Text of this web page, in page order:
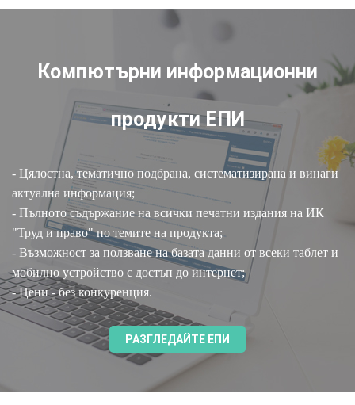
Компютърни информационни
продукти ЕПИ
- Цялостна, тематично подбрана, систематизирана и винаги
актуална информация;
- Пълното съдържание на всички печатни издания на ИК
"Труд и право" по темите на продукта;
- Възможност за ползване на базата данни от всеки таблет и
мобилно устройство с достъп до интернет;
- Цени - без конкуренция.
РАЗГЛЕДАЙТЕ ЕПИ